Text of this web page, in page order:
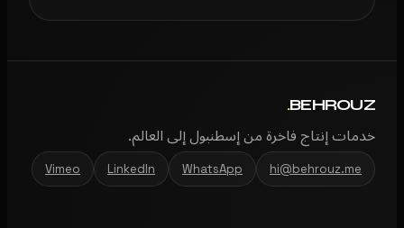
BEHROUZ
.
خدمات إنتاج فاخرة من إسطنبول إلى العالم.
hi@behrouz.me
WhatsApp
LinkedIn
Vimeo